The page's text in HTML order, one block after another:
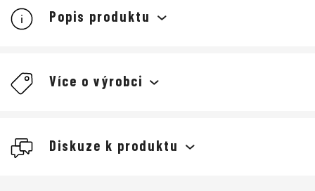
Popis produktu
Diskuze k produktu
Více o výrobci